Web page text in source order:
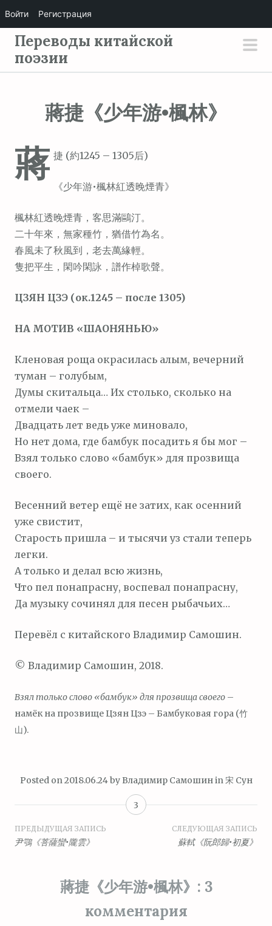
р
Переводы китайской
поэзии
蔣捷《少年游•楓林》
蔣 捷 (約1245 – 1305后)
《少年游•楓林紅透晚煙青》
楓林紅透晚煙青，客思滿鷗汀。
二十年來，無家種竹，猶借竹為名。
春風未了秋風到，老去萬緣輕。
隻把平生，閑吟閑詠，譜作棹歌聲。
ЦЗЯН ЦЗЭ (ок.1245 – после 1305)
НА МОТИВ «ШАОНЯНЬЮ»
Кленовая роща окрасилась алым, вечерний
туман – голубым,
Думы скитальца… Их столько, сколько на
отмели чаек –
Двадцать лет ведь уже миновало,
Но нет дома, где бамбук посадить я бы мог –
Взял только слово «бамбук» для прозвища
своего.
Весенний ветер ещё не затих, как осенний
уже свистит,
Старость пришла – и тысячи уз стали теперь
легки.
А только и делал всю жизнь,
Что пел понапрасну, воспевал понапрасну,
Да музыку сочинял для песен рыбачьих…
Перевёл с китайского Владимир Самошин.
© Владимир Самошин, 2018.
Взял только слово «бамбук» для прозвища своего –
намёк на прозвище Цзян Цзэ – Бамбуковая гора (竹
山).
Posted on 2018.06.24by Владимир Самошинin 宋 Сун
3
Навигация
записям
ПРЕДЫДУЩАЯ ЗАПИСЬ
尹鶚《菩薩蠻•隴雲》
СЛЕДУЮЩАЯ ЗАПИСЬ
蘇軾《阮郎歸•初夏》
蔣捷《少年游•楓林》 : 3
комментария
Войти Регистрация